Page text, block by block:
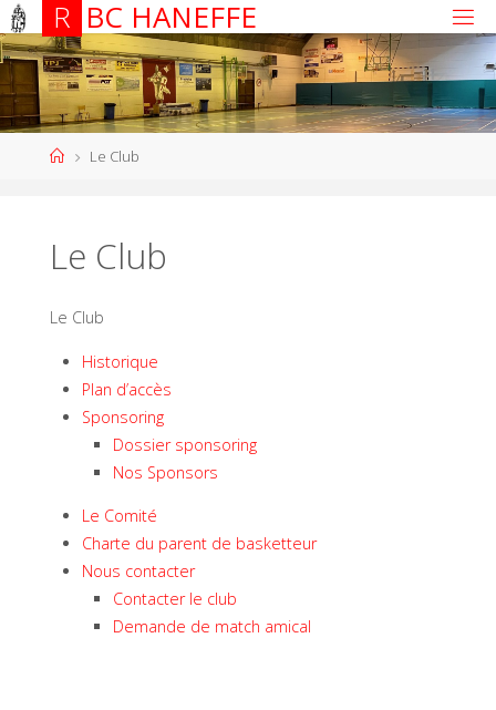
R BC HANEFFE
Le Club
Le Club
Le Club
Historique
Plan d’accès
Sponsoring
Dossier sponsoring
Nos Sponsors
Le Comité
Charte du parent de basketteur
Nous contacter
Contacter le club
Demande de match amical